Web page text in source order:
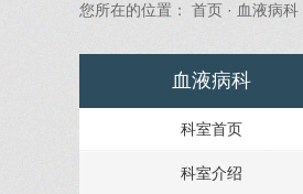
您所在的位置： 首页 · 血液病科
血液病科
科室首页
科室介绍